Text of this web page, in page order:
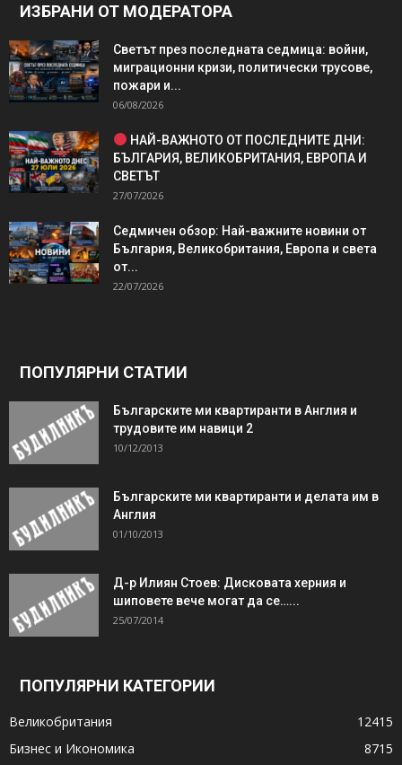
ИЗБРАНИ ОТ МОДЕРАТОРА
Светът през последната седмица: войни,
миграционни кризи, политически трусове,
пожари и...
06/08/2026
НАЙ-ВАЖНОТО ОТ ПОСЛЕДНИТЕ ДНИ:
БЪЛГАРИЯ, ВЕЛИКОБРИТАНИЯ, ЕВРОПА И
СВЕТЪТ
27/07/2026
Седмичен обзор: Най-важните новини от
България, Великобритания, Европа и света
от...
22/07/2026
ПОПУЛЯРНИ СТАТИИ
Българските ми квартиранти в Англия и
трудовите им навици 2
10/12/2013
Българските ми квартиранти и делата им в
Англия
01/10/2013
Д-р Илиян Стоев: Дисковата херния и
шиповете вече могат да се…...
25/07/2014
ПОПУЛЯРНИ КАТЕГОРИИ
Великобритания
12415
Бизнес и Икономика
8715